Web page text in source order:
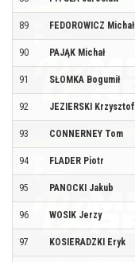
89 FEDOROWICZ Michał
90 PAJĄK Michał
91 SŁOMKA Bogumił
92 JEZIERSKI Krzysztof
93 CONNERNEY Tom
94 FLADER Piotr
95 PANOCKI Jakub
96 WOSIK Jerzy
97 KOSIERADZKI Eryk